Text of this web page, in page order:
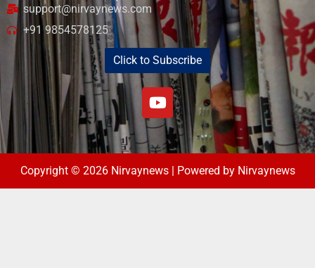
support@nirvaynews.com
+91 9854578125
Click to Subscribe
Copyright © 2026 Nirvaynews | Powered by Nirvaynews